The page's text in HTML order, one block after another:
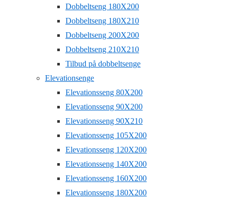
Dobbeltseng 180X200
Dobbeltseng 180X210
Dobbeltseng 200X200
Dobbeltseng 210X210
Tilbud på dobbeltsenge
Elevationsenge
Elevationsseng 80X200
Elevationsseng 90X200
Elevationsseng 90X210
Elevationsseng 105X200
Elevationsseng 120X200
Elevationsseng 140X200
Elevationsseng 160X200
Elevationsseng 180X200